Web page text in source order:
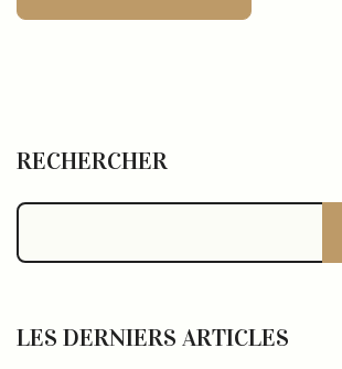
RECHERCHER
LES DERNIERS ARTICLES